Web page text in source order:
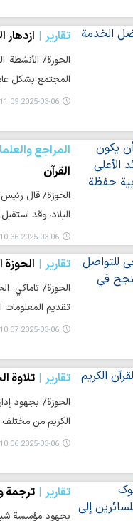
تقارير ازدهار
الحوزة/ الأنشطة
المجتمع بشكل
2025-03-06 11:09
المراجع
القرآن
الحوزة/ قال رئيس
البلاد، وقد
2025-03-06 10:36
تقارير
الحوزة/ تاماكي:
تقديم
2025-03-06 10:07
تقارير تلاوة
الحوزة/ بجهود
الكريم من
2025-03-06 10:06
تقارير ترجمة
بجهود مؤسسة